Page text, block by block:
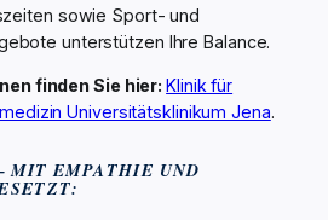
sowie Sport- und
unterstützen Ihre Balance.
finden Sie hier:Klinik für
Universitätsklinikum Jena.
MIT EMPATHIE UND